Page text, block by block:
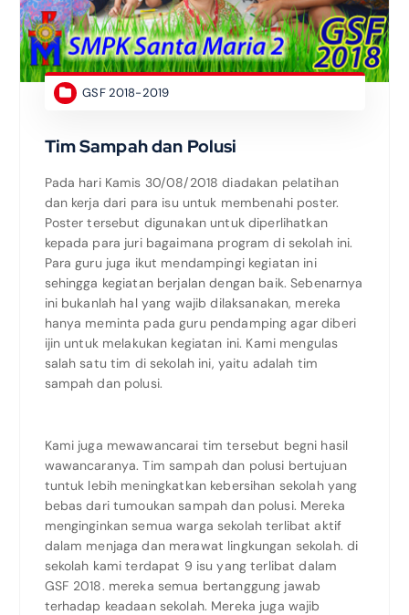
GSF 2018-2019
Tim Sampah dan Polusi
Pada hari Kamis 30/08/2018 diadakan pelatihan
dan kerja dari para isu untuk membenahi poster.
Poster tersebut digunakan untuk diperlihatkan
kepada para juri bagaimana program di sekolah ini.
Para guru juga ikut mendampingi kegiatan ini
sehingga kegiatan berjalan dengan baik. Sebenarnya
ini bukanlah hal yang wajib dilaksanakan, mereka
hanya meminta pada guru pendamping agar diberi
ijin untuk melakukan kegiatan ini. Kami mengulas
salah satu tim di sekolah ini, yaitu adalah tim
sampah dan polusi.
Kami juga mewawancarai tim tersebut begni hasil
wawancaranya. Tim sampah dan polusi bertujuan
tuntuk lebih meningkatkan kebersihan sekolah yang
bebas dari tumoukan sampah dan polusi. Mereka
menginginkan semua warga sekolah terlibat aktif
dalam menjaga dan merawat lingkungan sekolah. di
sekolah kami terdapat 9 isu yang terlibat dalam
GSF 2018. mereka semua bertanggung jawab
terhadap keadaan sekolah. Mereka juga wajib